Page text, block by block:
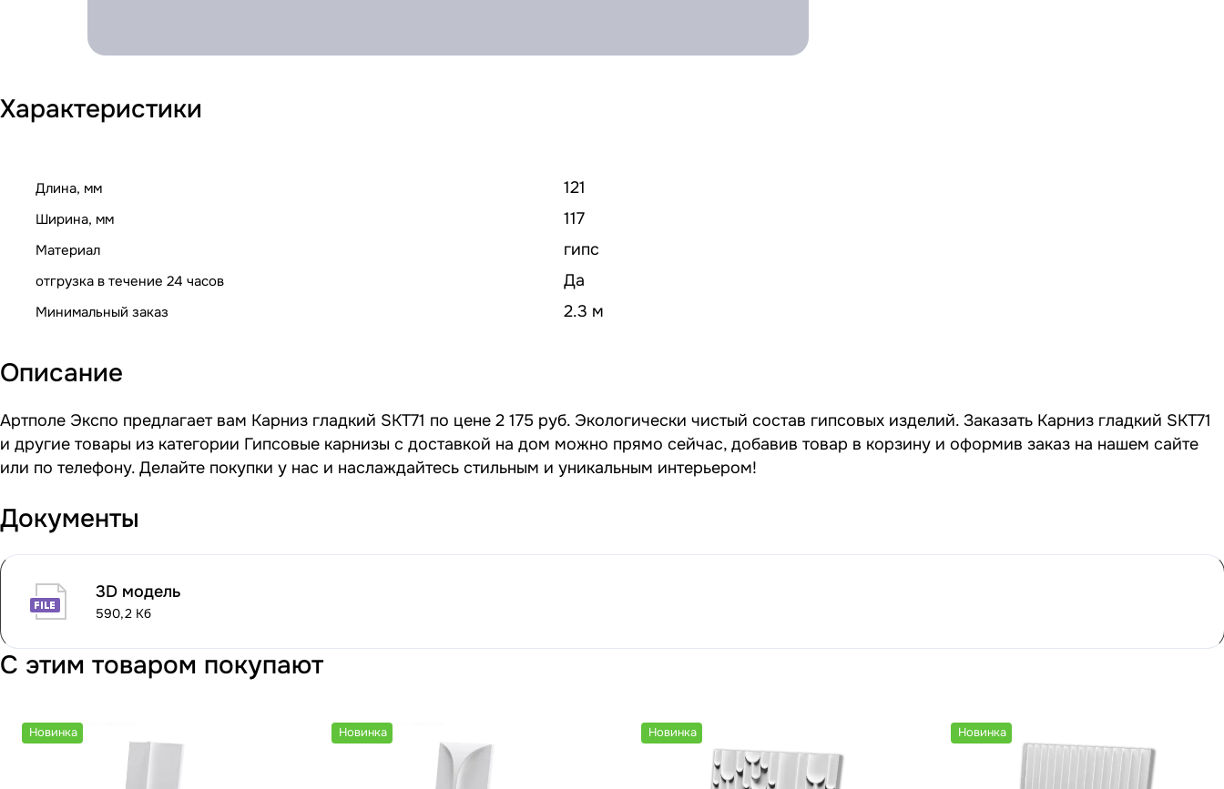
Характеристики
Длина, мм 121
Ширина, мм 117
Материал гипс
отгрузка в течение 24 часов Да
Минимальный заказ 2.3 м
Описание
Артполе Экспо предлагает вам Карниз гладкий SKT71 по цене 2 175 руб. Экологически чистый состав гипсовых изделий. Заказать Карниз гладкий SKT71
и другие товары из категории Гипсовые карнизы с доставкой на дом можно прямо сейчас, добавив товар в корзину и оформив заказ на нашем сайте
или по телефону. Делайте покупки у нас и наслаждайтесь стильным и уникальным интерьером!
Документы
3D модель
590,2 Кб
С этим товаром покупают
Новинка Новинка Новинка Новинка